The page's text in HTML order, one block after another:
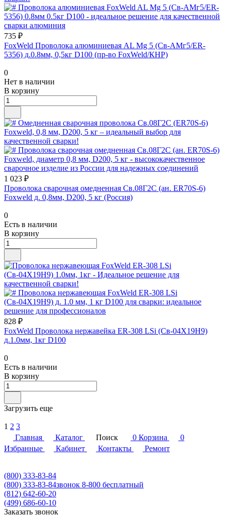
735 ₽
FoxWeld Проволока алюминиевая AL Mg 5 (Св-АМг5/ER-
5356) д.0.8мм, 0,5кг D100 (пр-во FoxWeld/КНР)
0
Нет в наличии
В корзину
1 023 ₽
Проволока сварочная омедненная Св.08Г2С (ан. ER70S-6)
Foxweld д. 0,8мм, D200, 5 кг (Россия)
0
Есть в наличии
В корзину
828 ₽
FoxWeld Проволока нержавейка ER-308 LSi (Св-04Х19Н9)
д.1.0мм, 1кг D100
0
Есть в наличии
В корзину
Загрузить еще
1 2 3
Главная
Каталог Поиск 0 Корзина
0
Избранные
Кабинет Контакты Ремонт
(800) 333-83-84
(800) 333-83-84звонок 8-800 бесплатный
(812) 642-60-20
(499) 686-60-10
Заказать звонок